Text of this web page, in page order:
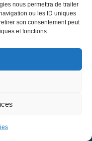
nous permettra de traiter
ou les ID uniques
son consentement peut
et fonctions.